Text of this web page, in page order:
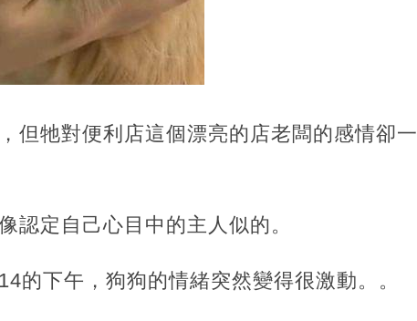
但牠對便利店這個漂亮的店老闆的感情卻一
認定自己心目中的主人似的。
的下午，狗狗的情緒突然變得很激動。。